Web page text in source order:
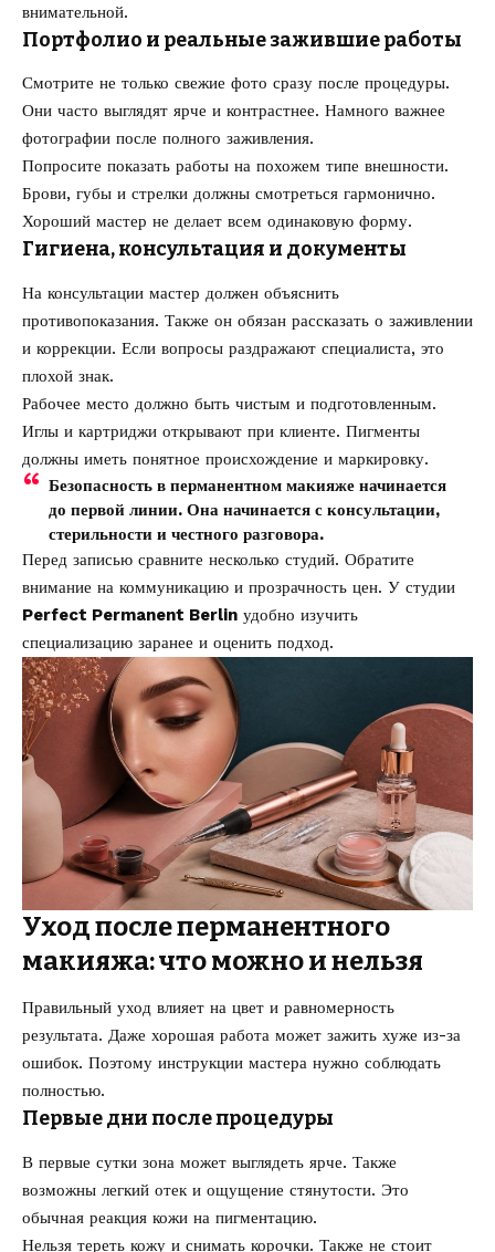
внимательной.
Портфолио и реальные зажившие работы
Смотрите не только свежие фото сразу после процедуры.
Они часто выглядят ярче и контрастнее. Намного важнее
фотографии после полного заживления.
Попросите показать работы на похожем типе внешности.
Брови, губы и стрелки должны смотреться гармонично.
Хороший мастер не делает всем одинаковую форму.
Гигиена, консультация и документы
На консультации мастер должен объяснить
противопоказания. Также он обязан рассказать о заживлении
и коррекции. Если вопросы раздражают специалиста, это
плохой знак.
Рабочее место должно быть чистым и подготовленным.
Иглы и картриджи открывают при клиенте. Пигменты
должны иметь понятное происхождение и маркировку.
Безопасность в перманентном макияже начинается
до первой линии. Она начинается с консультации,
стерильности и честного разговора.
Перед записью сравните несколько студий. Обратите
внимание на коммуникацию и прозрачность цен. У студии
Perfect Permanent Berlin удобно изучить
специализацию заранее и оценить подход.
Уход после перманентного
макияжа: что можно и нельзя
Правильный уход влияет на цвет и равномерность
результата. Даже хорошая работа может зажить хуже из-за
ошибок. Поэтому инструкции мастера нужно соблюдать
полностью.
Первые дни после процедуры
В первые сутки зона может выглядеть ярче. Также
возможны легкий отек и ощущение стянутости. Это
обычная реакция кожи на пигментацию.
Нельзя тереть кожу и снимать корочки. Также не стоит